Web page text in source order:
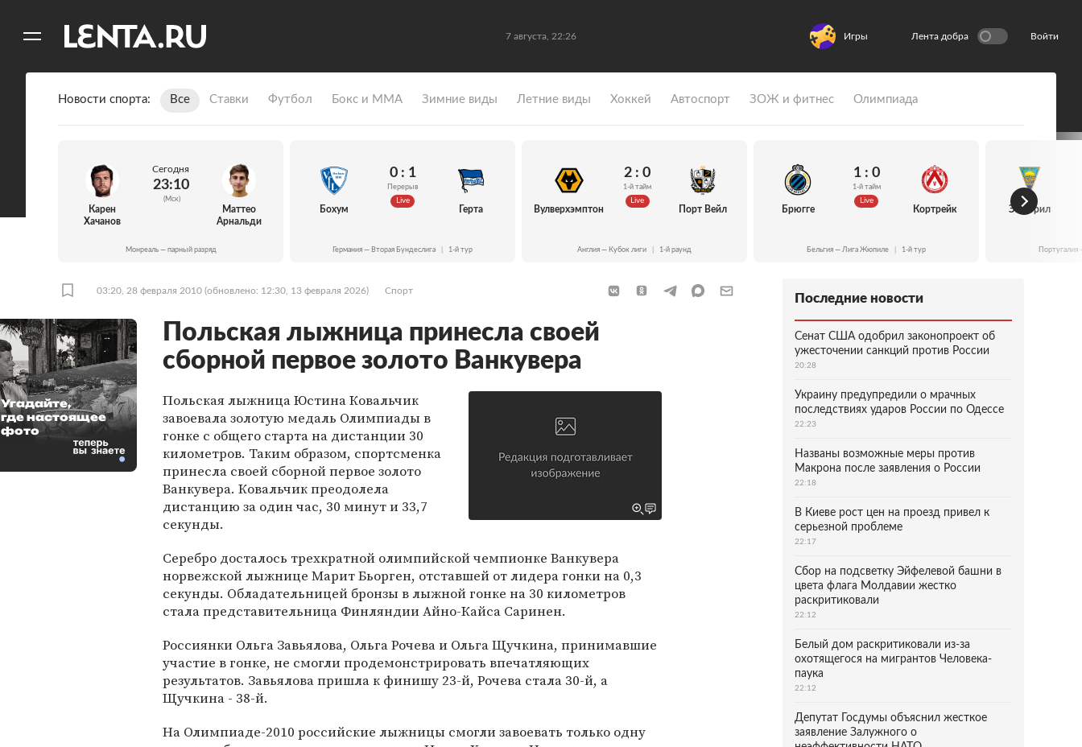
7 августа, 22:26 Игры Лента добра Войти
Новости спорта Все Ставки Футбол Бокс и ММА Зимние виды Летние виды Хоккей Автоспорт ЗОЖ и фитнес Олимпиада
Карен
Хачанов
Сегодня
23:10
(Мск)
Маттео
Арнальди
Монреаль — парный разряд
Бохум
0 : 1
Перерыв
Live
Герта
Германия — Вторая Бундеслига 1-й тур
Вулверхэмптон
2 : 0
1-й тайм
Live
Порт Вейл
Англия — Кубок лиги 1-й раунд
Брюгге
1 : 0
1-й тайм
Live
Кортрейк
Бельгия — Лига Жюпиле 1-й тур
Эшторил
03:20, 28 февраля 2010 (обновлено: 12:30, 13 февраля 2026) Спорт
Польская лыжница принесла своей
сборной первое золото Ванкувера
Польская лыжница Юстина Ковальчик
завоевала золотую медаль Олимпиады в
гонке с общего старта на дистанции 30
километров. Таким образом, спортсменка
принесла своей сборной первое золото
Ванкувера. Ковальчик преодолела
дистанцию за один час, 30 минут и 33,7
секунды.
Серебро досталось трехкратной олимпийской чемпионке Ванкувера
норвежской лыжнице Марит Бьорген, отставшей от лидера гонки на 0,3
секунды. Обладательницей бронзы в лыжной гонке на 30 километров
стала представительница Финляндии Айно-Кайса Саринен.
Россиянки Ольга Завьялова, Ольга Рочева и Ольга Щучкина, принимавшие
участие в гонке, не смогли продемонстрировать впечатляющих
результатов. Завьялова пришла к финишу 23-й, Рочева стала 30-й, а
Щучкина - 38-й.
На Олимпиаде-2010 российские лыжницы смогли завоевать только одну
Угадайте,
где настоящее
фото
Последние новости
Сенат США одобрил законопроект об
ужесточении санкций против России
20:28
Украину предупредили о мрачных
последствиях ударов России по Одессе
22:23
Названы возможные меры против
Макрона после заявления о России
22:18
В Киеве рост цен на проезд привел к
серьезной проблеме
22:17
Сбор на подсветку Эйфелевой башни в
цвета флага Молдавии жестко
раскритиковали
22:12
Белый дом раскритиковали из-за
охотящегося на мигрантов Человека-
паука
22:12
Депутат Госдумы объяснил жесткое
заявление Залужного о